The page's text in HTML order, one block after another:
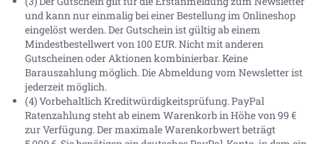
und kann nur einmalig bei einer Bestellung im Onlineshop
eingelöst werden. Der Gutschein ist gültig ab einem
Mindestbestellwert von 100 EUR. Nicht mit anderen
Gutscheinen oder Aktionen kombinierbar. Keine
Barauszahlung möglich. Die Abmeldung vom Newsletter ist
jederzeit möglich.
(4) Vorbehaltlich Kreditwürdigkeitsprüfung. PayPal
Ratenzahlung steht ab einem Warenkorb in Höhe von99 €
zur Verfügung. Der maximale Warenkorbwert beträgt